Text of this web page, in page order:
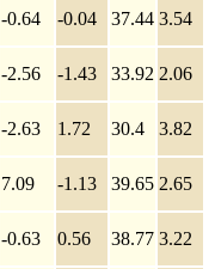
-0.64 -0.04 37.44 3.54
-2.56 -1.43 33.92 2.06
-2.63 1.72 30.4 3.82
7.09 -1.13 39.65 2.65
-0.63 0.56 38.77 3.22